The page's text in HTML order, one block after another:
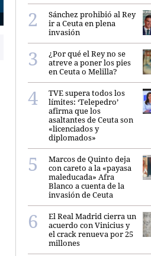
Sánchez prohibió al Rey
ir a Ceuta en plena
invasión
¿Por qué el Rey no se
atreve a poner los pies
en Ceuta o Melilla?
TVE supera todos los
límites: ‘Telepedro’
afirma que los
asaltantes de Ceuta son
«licenciados y
diplomados»
Marcos de Quinto deja
con careto a la «payasa
maleducada» Afra
Blanco a cuenta de la
invasión de Ceuta
El Real Madrid cierra un
acuerdo con Vinicius y
el crack renueva por 25
millones